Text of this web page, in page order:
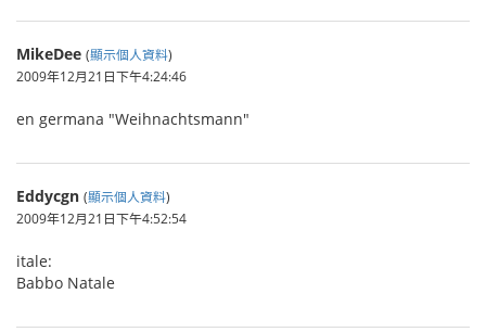
MikeDee (顯示個人資料)
2009年12月21日下午4:24:46
en germana "Weihnachtsmann"
Eddycgn (顯示個人資料)
2009年12月21日下午4:52:54
itale:
Babbo Natale